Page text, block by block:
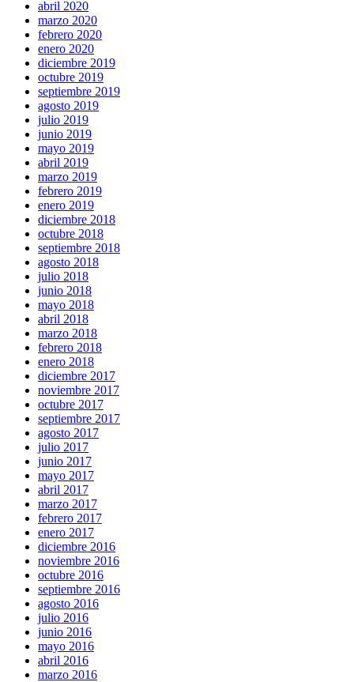
abril 2020
marzo 2020
febrero 2020
enero 2020
diciembre 2019
octubre 2019
septiembre 2019
agosto 2019
julio 2019
junio 2019
mayo 2019
abril 2019
marzo 2019
febrero 2019
enero 2019
diciembre 2018
octubre 2018
septiembre 2018
agosto 2018
julio 2018
junio 2018
mayo 2018
abril 2018
marzo 2018
febrero 2018
enero 2018
diciembre 2017
noviembre 2017
octubre 2017
septiembre 2017
agosto 2017
julio 2017
junio 2017
mayo 2017
abril 2017
marzo 2017
febrero 2017
enero 2017
diciembre 2016
noviembre 2016
octubre 2016
septiembre 2016
agosto 2016
julio 2016
junio 2016
mayo 2016
abril 2016
marzo 2016